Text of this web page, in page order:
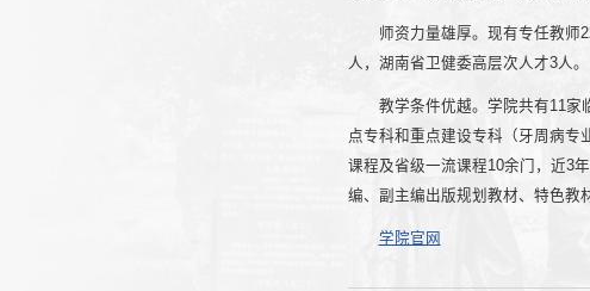
师资力量雄厚。现有专任教师
人，湖南省卫健委高层次人才3人。
教学条件优越。学院共有11家
点专科和重点建设专科（牙周病专
课程及省级一流课程10余门，近3
编、副主编出版规划教材、特色教
学院官网